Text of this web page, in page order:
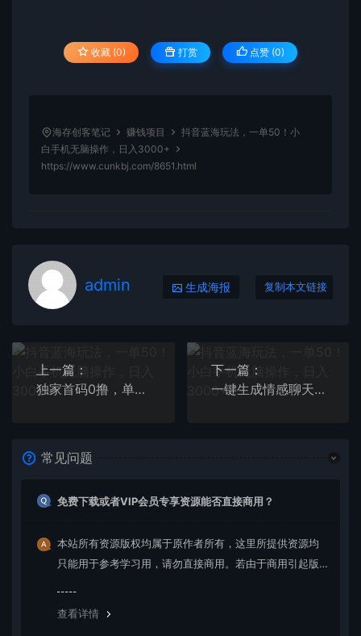
收藏 (0) 打赏 点赞 (0)
海存创客笔记 赚钱项目
抖音蓝海玩法，一单50！小
白手机无脑操作，日入3000+
https://www.cunkbj.com/8651.html
admin 生成海报 复制本文链接
上一篇：
独家首码0撸，单机日入50+，秒提现到账，可批量操作
下一篇：
一键生成情感聊天记录视频，视频号蓝海赛道，简单操作日入1000+
常见问题
免费下载或者VIP会员专享资源能否直接商用？
本站所有资源版权均属于原作者所有，这里所提供资源均
只能用于参考学习用，请勿直接商用。若由于商用引起版
查看详情